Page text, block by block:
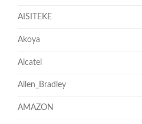
AISITEKE
Akoya
Alcatel
Allen_Bradley
AMAZON